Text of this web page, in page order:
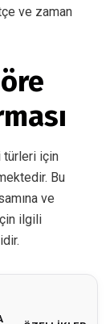
ve zaman
türleri için
Bu
ve
ilgili